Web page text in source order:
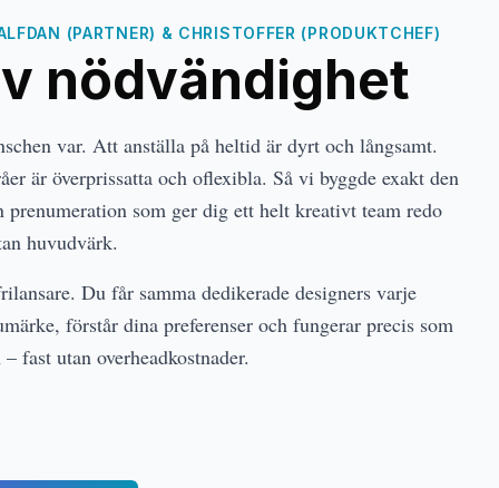
(PARTNER) & CHRISTOFFER (PRODUKTCHEF)
nödvändighet
var. Att anställa på heltid är dyrt och långsamt.
är överprissatta och oflexibla. Så vi byggde exakt den
som ger dig ett helt kreativt team redo
huvudvärk.
Du får samma dedikerade designers varje
förstår dina preferenser och fungerar precis som
fast utan overheadkostnader.